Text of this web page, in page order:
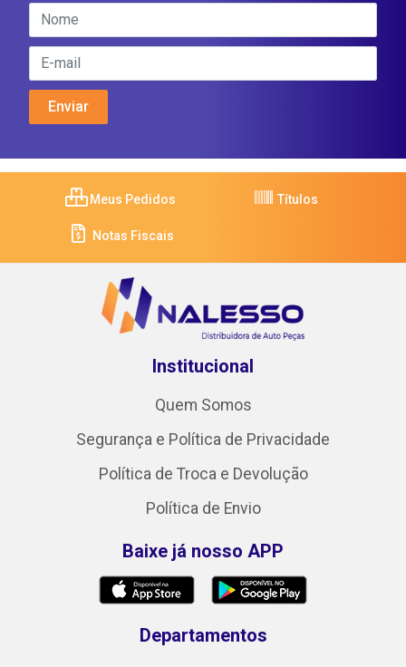
Meus Pedidos Títulos
Notas Fiscais
Institucional
Quem Somos
Segurança e Política de Privacidade
Política de Troca e Devolução
Política de Envio
Baixe já nosso APP
Departamentos